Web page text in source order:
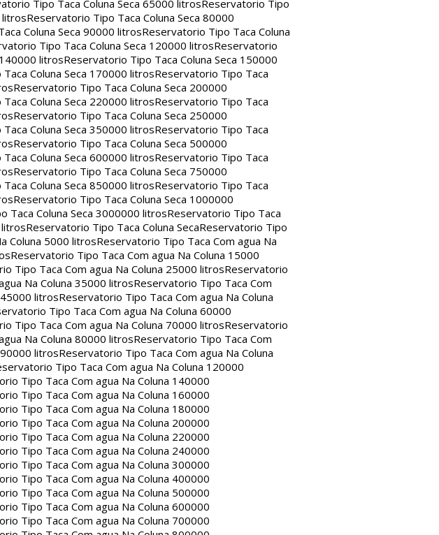
Tipo Taca Coluna Seca 65000 litrosReservatorio Tipo
litrosReservatorio Tipo Taca Coluna Seca 80000
Coluna Seca 90000 litrosReservatorio Tipo Taca Coluna
Tipo Taca Coluna Seca 120000 litrosReservatorio
litrosReservatorio Tipo Taca Coluna Seca 150000
Coluna Seca 170000 litrosReservatorio Tipo Taca
Reservatorio Tipo Taca Coluna Seca 200000
Coluna Seca 220000 litrosReservatorio Tipo Taca
Reservatorio Tipo Taca Coluna Seca 250000
Coluna Seca 350000 litrosReservatorio Tipo Taca
Reservatorio Tipo Taca Coluna Seca 500000
Coluna Seca 600000 litrosReservatorio Tipo Taca
Reservatorio Tipo Taca Coluna Seca 750000
Coluna Seca 850000 litrosReservatorio Tipo Taca
Reservatorio Tipo Taca Coluna Seca 1000000
Taca Coluna Seca 3000000 litrosReservatorio Tipo Taca
Reservatorio Tipo Taca Coluna SecaReservatorio Tipo
Coluna 5000 litrosReservatorio Tipo Taca Com agua Na
Reservatorio Tipo Taca Com agua Na Coluna 15000
Tipo Taca Com agua Na Coluna 25000 litrosReservatorio
Na Coluna 35000 litrosReservatorio Tipo Taca Com
litrosReservatorio Tipo Taca Com agua Na Coluna
Tipo Taca Com agua Na Coluna 60000
Tipo Taca Com agua Na Coluna 70000 litrosReservatorio
Na Coluna 80000 litrosReservatorio Tipo Taca Com
litrosReservatorio Tipo Taca Com agua Na Coluna
Tipo Taca Com agua Na Coluna 120000
Tipo Taca Com agua Na Coluna 140000
Tipo Taca Com agua Na Coluna 160000
Tipo Taca Com agua Na Coluna 180000
Tipo Taca Com agua Na Coluna 200000
Tipo Taca Com agua Na Coluna 220000
Tipo Taca Com agua Na Coluna 240000
Tipo Taca Com agua Na Coluna 300000
Tipo Taca Com agua Na Coluna 400000
Tipo Taca Com agua Na Coluna 500000
Tipo Taca Com agua Na Coluna 600000
Tipo Taca Com agua Na Coluna 700000